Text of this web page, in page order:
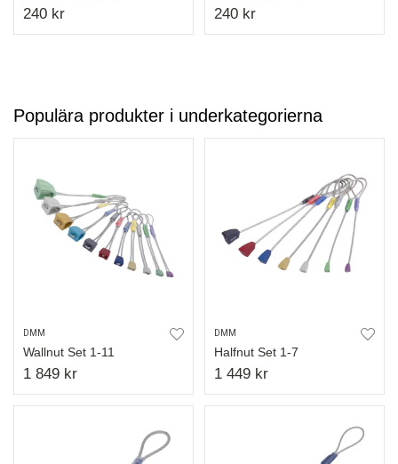
240 kr 240 kr
Populära produkter i underkategorierna
DMM
Wallnut Set 1-11
1 849 kr
DMM
Halfnut Set 1-7
1 449 kr